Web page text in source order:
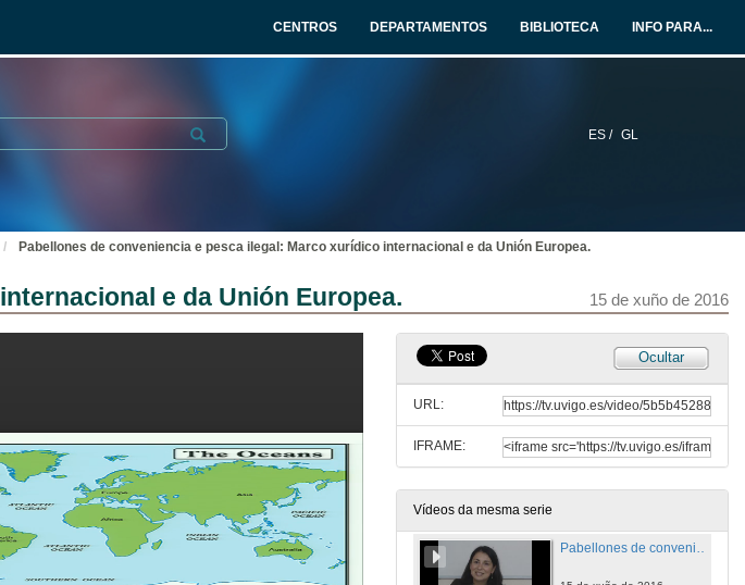
CENTROS DEPARTAMENTOS BIBLIOTECA INFO PARA...
ES / GL
Submit
Pabellones de conveniencia e pesca ilegal: Marco xurídico internacional e da Unión Europea.
e da Unión Europea. 15 de xuño de 2016
Ocultar
URL:
IFRAME:
Vídeos da mesma serie
Inauguración da Xornada "O papel dos pabellones de conveniencia no sector da pesca e normativa da Unión Europea"
Apertura da xornada e presentación de Gabriela Alexandra Oanta
15 de xuño de 2016
Pabellones de conveniencia e pesca ilegal: Marco xurídico internacional e da Unión Europea.